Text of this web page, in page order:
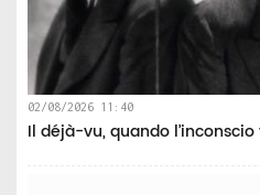
02/08/2026 11:40
Il déjà-vu, quando